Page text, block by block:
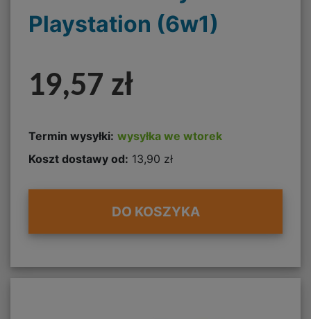
Playstation (6w1)
19,57 zł
Termin wysyłki: wysyłka we wtorek
Koszt dostawy od: 13,90 zł
DO KOSZYKA